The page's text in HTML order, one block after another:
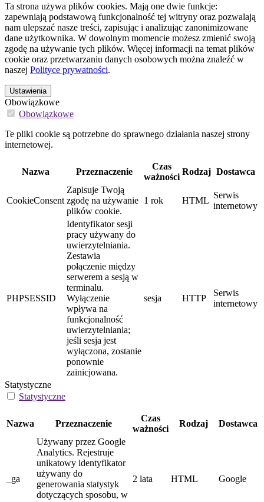
Ta strona używa plików cookies. Mają one dwie funkcje:
zapewniają podstawową funkcjonalność tej witryny oraz pozwalają
nam ulepszać nasze treści, zapisując i analizując zanonimizowane
dane użytkownika. W dowolnym momencie możesz zmienić swoją
zgodę na używanie tych plików. Więcej informacji na temat plików
cookie oraz przetwarzaniu danych osobowych można znaleźć w
naszej Polityce prywatności.
Ustawienia
Obowiązkowe
Obowiązkowe
Te pliki cookie są potrzebne do sprawnego działania naszej strony
internetowej.
Nazwa Przeznaczenie
Czas
ważności
Rodzaj Dostawca
CookieConsent
Zapisuje Twoją
zgodę na używanie
plików cookie.
1 rok HTML
Serwis
internetowy
PHPSESSID
Identyfikator sesji
pracy używany do
uwierzytelniania.
Zestawia
połączenie między
serwerem a sesją w
terminalu.
Wyłączenie
wpływa na
funkcjonalność
uwierzytelniania;
jeśli sesja jest
wyłączona, zostanie
ponownie
zainicjowana.
sesja HTTP
Serwis
internetowy
Statystyczne
Statystyczne
Nazwa Przeznaczenie
Czas
ważności
Rodzaj Dostawca
_ga
Używany przez Google
Analytics. Rejestruje
unikatowy identyfikator
używany do
generowania statystyk
dotyczących sposobu, w
2 lata HTML Google